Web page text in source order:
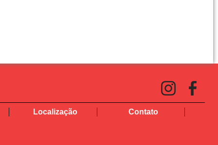
Localização Contato